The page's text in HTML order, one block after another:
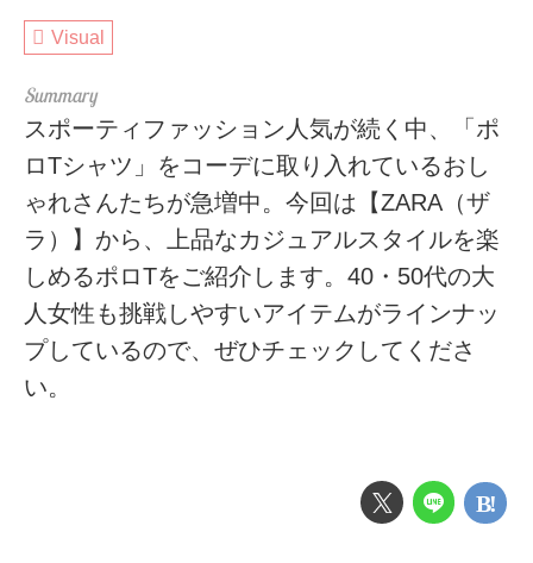
Visual
スポーティファッション人気が続く中、「ポ
ロTシャツ」をコーデに取り入れているおし
ゃれさんたちが急増中。今回は【ZARA（ザ
ラ）】から、上品なカジュアルスタイルを楽
しめるポロTをご紹介します。40・50代の大
人女性も挑戦しやすいアイテムがラインナッ
プしているので、ぜひチェックしてくださ
い。